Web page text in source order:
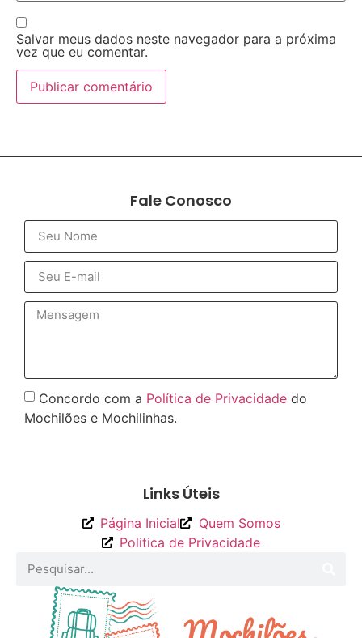
Salvar meus dados neste navegador para a próxima
vez que eu comentar.
Fale Conosco
Concordo com a Política de Privacidade do
Mochilões e Mochilinhas.
Links Úteis
Página Inicial
Quem Somos
Politica de Privacidade